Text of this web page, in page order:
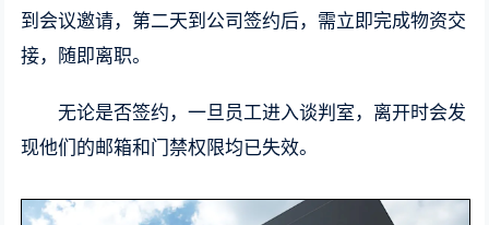
到会议邀请，第二天到公司签约后，需立即完成物资交
接，随即离职。
无论是否签约，一旦员工进入谈判室，离开时会发
现他们的邮箱和门禁权限均已失效。